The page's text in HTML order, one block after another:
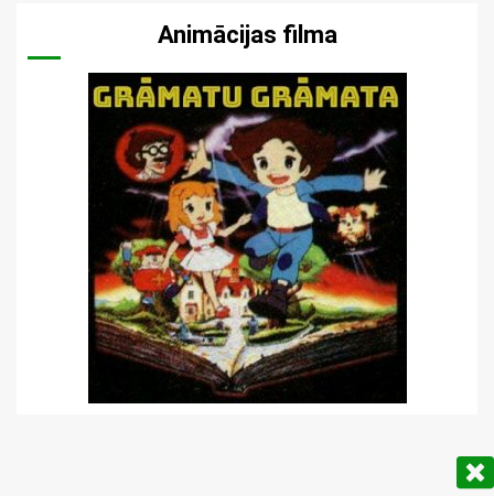
Animācijas filma